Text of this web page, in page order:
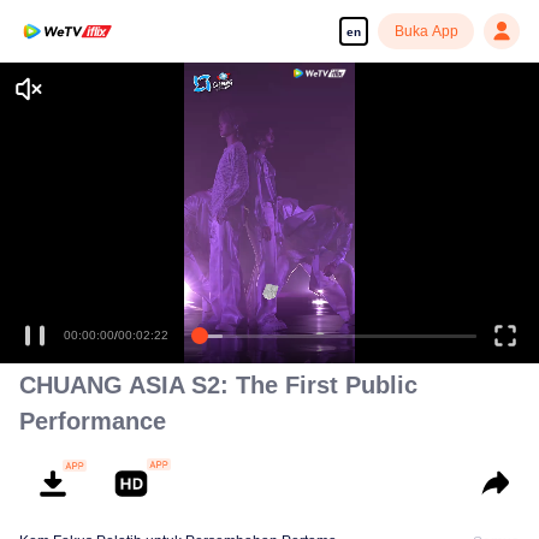
en Buka App
Enjoy smooth and HD episodes
00:00:00/00:02:22
CHUANG ASIA S2: The First Public
Performance